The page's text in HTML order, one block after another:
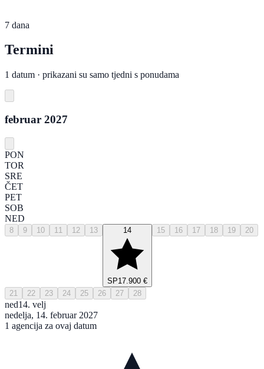
7 dana
Termini
1 datum · prikazani su samo tjedni s ponudama
februar 2027
PON
TOR
SRE
ČET
PET
SOB
NED
8 9 10 11 12 13 14
SP17.900 €
15 16 17 18 19 20
21 22 23 24 25 26 27 28
ned14. velj
nedelja, 14. februar 2027
1 agencija za ovaj datum